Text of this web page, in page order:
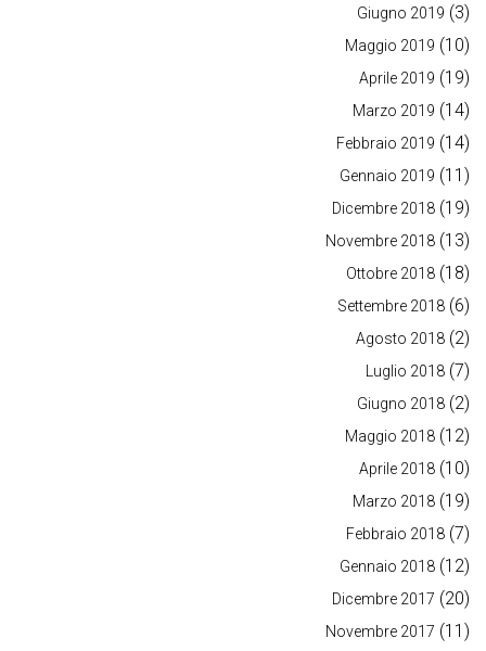
Giugno 2019 (3)
Maggio 2019 (10)
Aprile 2019 (19)
Marzo 2019 (14)
Febbraio 2019 (14)
Gennaio 2019 (11)
Dicembre 2018 (19)
Novembre 2018 (13)
Ottobre 2018 (18)
Settembre 2018 (6)
Agosto 2018 (2)
Luglio 2018 (7)
Giugno 2018 (2)
Maggio 2018 (12)
Aprile 2018 (10)
Marzo 2018 (19)
Febbraio 2018 (7)
Gennaio 2018 (12)
Dicembre 2017 (20)
Novembre 2017 (11)